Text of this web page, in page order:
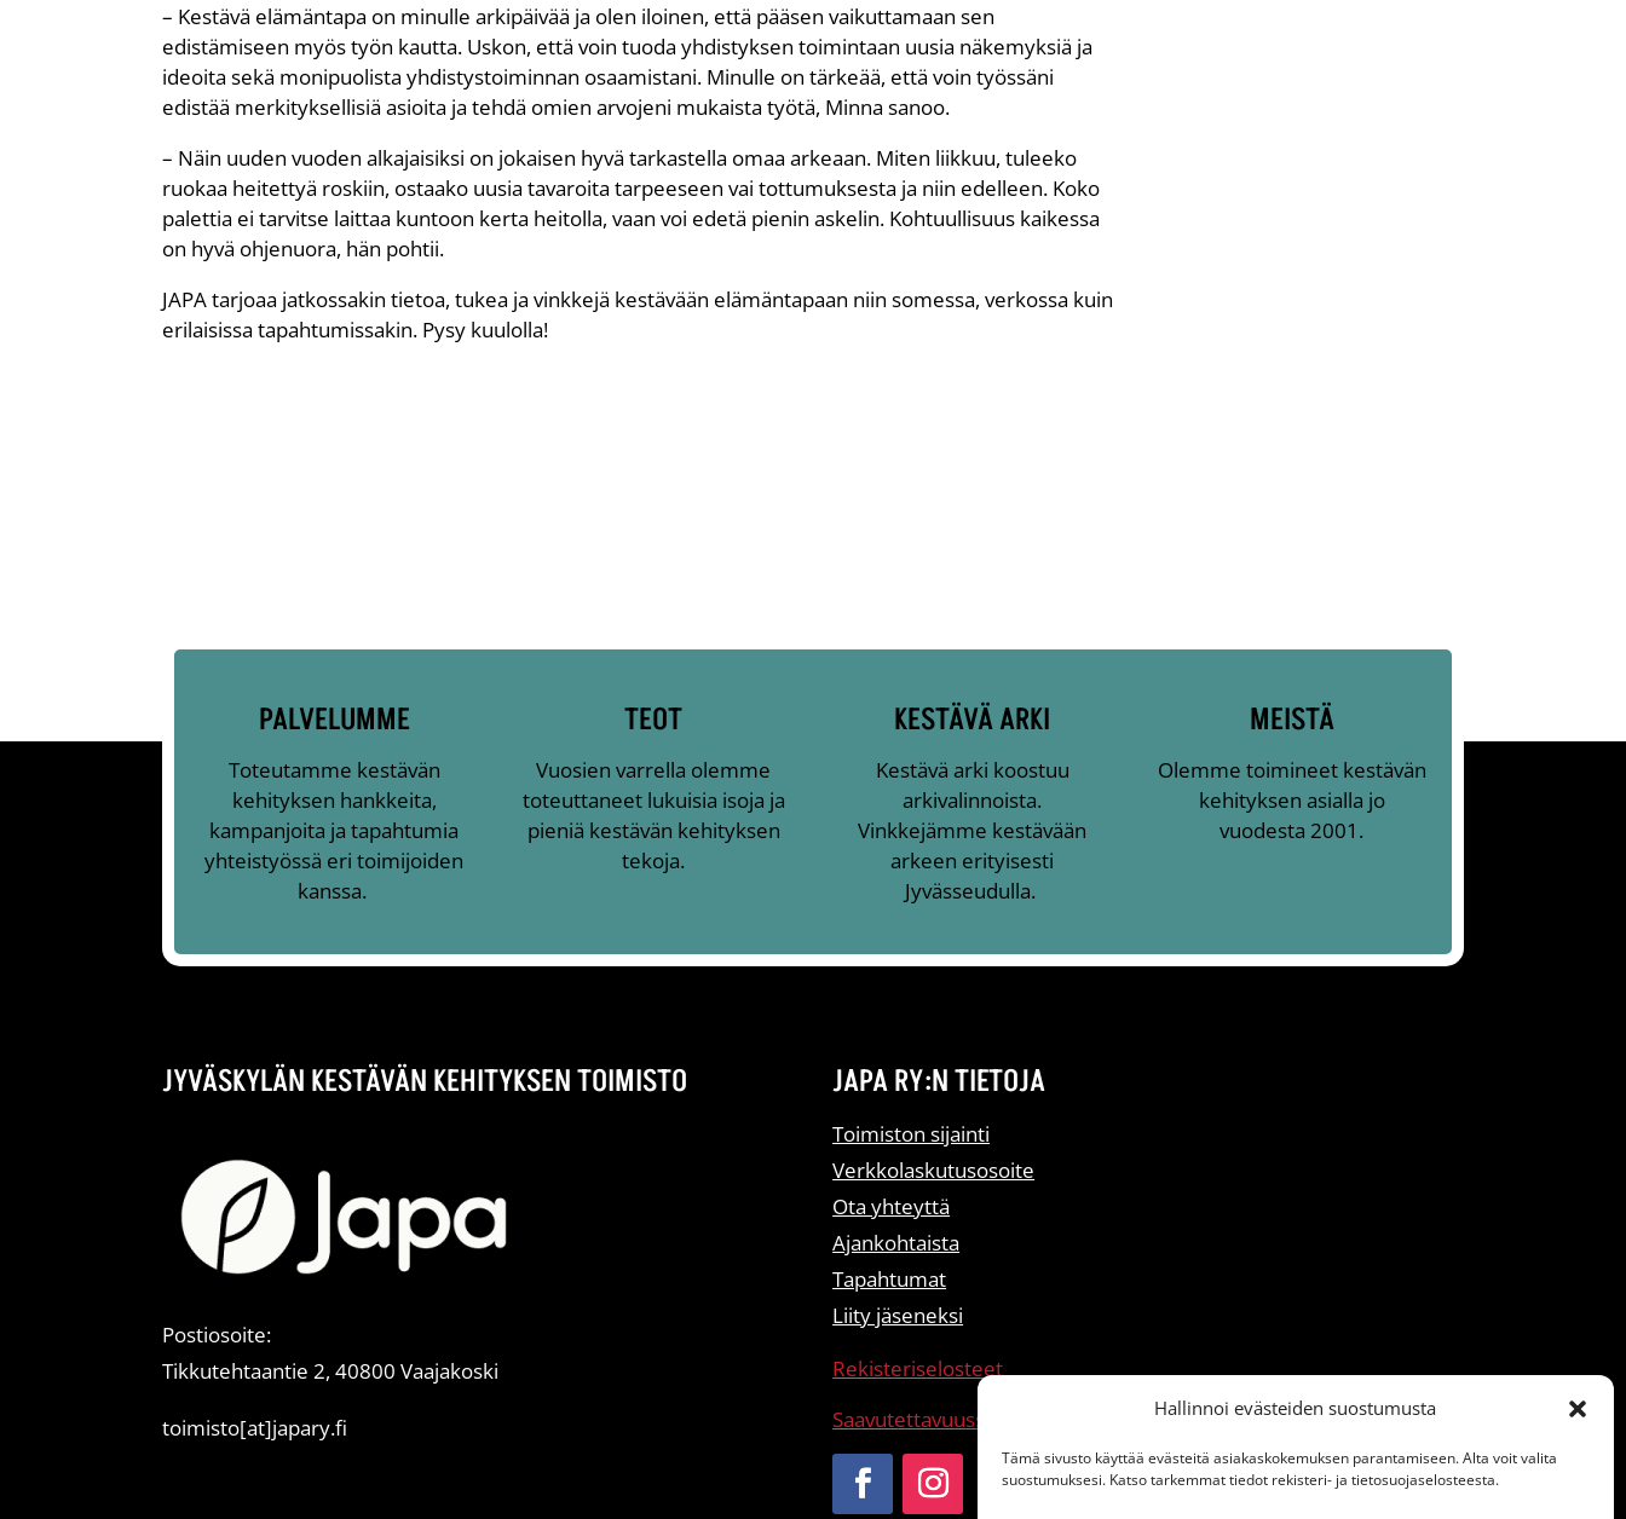
Hallinnoi evästeiden suostumusta
Tämä sivusto käyttää evästeitä asiakaskokemuksen parantamiseen. Alta voit valita
suostumuksesi. Katso tarkemmat tiedot rekisteri- ja tietosuojaselosteesta.
– Kestävä elämäntapa on minulle arkipäivää ja olen iloinen, että pääsen vaikuttamaan sen
edistämiseen myös työn kautta. Uskon, että voin tuoda yhdistyksen toimintaan uusia näkemyksiä ja
ideoita sekä monipuolista yhdistystoiminnan osaamistani. Minulle on tärkeää, että voin työssäni
edistää merkityksellisiä asioita ja tehdä omien arvojeni mukaista työtä, Minna sanoo.
– Näin uuden vuoden alkajaisiksi on jokaisen hyvä tarkastella omaa arkeaan. Miten liikkuu, tuleeko
ruokaa heitettyä roskiin, ostaako uusia tavaroita tarpeeseen vai tottumuksesta ja niin edelleen. Koko
palettia ei tarvitse laittaa kuntoon kerta heitolla, vaan voi edetä pienin askelin. Kohtuullisuus kaikessa
on hyvä ohjenuora, hän pohtii.
JAPA tarjoaa jatkossakin tietoa, tukea ja vinkkejä kestävään elämäntapaan niin somessa, verkossa kuin
erilaisissa tapahtumissakin. Pysy kuulolla!
PALVELUMME
Toteutamme kestävän
kehityksen hankkeita,
kampanjoita ja tapahtumia
yhteistyössä eri toimijoiden
kanssa.
TEOT
Vuosien varrella olemme
toteuttaneet lukuisia isoja ja
pieniä kestävän kehityksen
tekoja.
KESTÄVÄ ARKI
Kestävä arki koostuu
arkivalinnoista.
Vinkkejämme kestävään
arkeen erityisesti
Jyvässeudulla.
MEISTÄ
Olemme toimineet kestävän
kehityksen asialla jo
vuodesta 2001.
JYVÄSKYLÄN KESTÄVÄN KEHITYKSEN TOIMISTO
Postiosoite:
Tikkutehtaantie 2, 40800 Vaajakoski
toimisto[at]japary.fi
JAPA RY:N TIETOJA
Toimiston sijainti
Verkkolaskutusosoite
Ota yhteyttä
Ajankohtaista
Tapahtumat
Liity jäseneksi
Rekisteriselosteet
Saavutettavuusseloste